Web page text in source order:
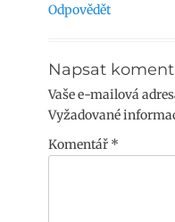
Odpovědět
Napsat
Vaše e-mailová
Vyžadované
Komentář *